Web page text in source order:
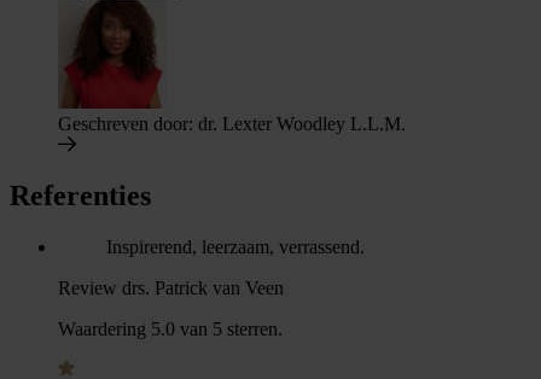
Geschreven door: dr. Lexter Woodley L.L.M.
Referenties
Inspirerend, leerzaam, verrassend.
Review drs. Patrick van Veen
Waardering 5.0 van 5 sterren.